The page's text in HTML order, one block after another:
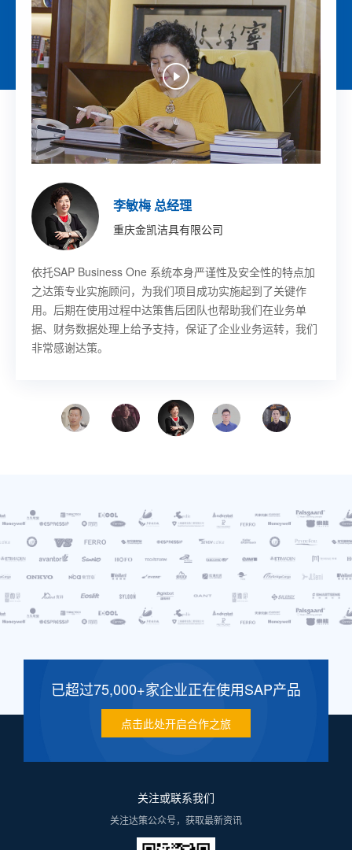
印琼玲 董事长
新阳硅密(上海)半导体技术有限公司
SAP Business One作为成熟的ERP平台，其先进的功能开
发做到了同产业成长‘与时俱进’。达策团队专业、敬业，和
公司的配合非常顺畅；他们帮忙定制、实施的系统上线时间
很短，且运行非常成功；公司管理层对此给予真心的肯定。
施允盛 副总裁
艾尔发智能科技股份有限公司
基于SAP Business One，从订单、单证、寻单等需求都能
快速传递到各个部门，无论是售前、售中还是售后环节，客
户的需求始终获得第一时间的关注和解决。
王珏 董事长秘书
乐鑫信息科技(上海)股份有限公司
SAP Business One 帮助乐鑫提升工作效率，感谢上海达策
公司为我们成功实施项目，我们也希望同上海达策公司在未
来的信息化建设中有更深一步的合作。
董宇 技术部部长
哈尔滨固泰电子有限责任公司
SAP Business One 项目解决物流库位管理、先进先出等需
求，并且能对物料进行批次管理，做到质量批次追踪。
胡其鸣 CEO
北京卢米埃时代院线有限公司
SAP Business One 帮助卢米埃影业提升了工作效率以及整
体市场竞争力，并最终为影迷带来更好的视听和服务享受
李敏梅 总经理
重庆金凯洁具有限公司
依托SAP Business One 系统本身严谨性及安全性的特点加
之达策专业实施顾问，为我们项目成功实施起到了关键作
用。后期在使用过程中达策售后团队也帮助我们在业务单
据、财务数据处理上给予支持，保证了企业业务运转，我们
非常感谢达策。
章吉龙 总经理
宁波赛龙进出口有限公司
SAP 上线以后对我们采购，发生了翻天覆地的变化，提高了
采购的工作效率，我非常满意。总的来说，过程是痛苦的，
结果是幸福的。
徐佳伟 副总裁
意欧斯智能科技股份有限公司
SAP Business One 解决方案的生产制造管理功能极大地满
足了意欧斯生产制造的管理变革需求，提高了业务流程的执
行效率及管理能力。与上海达策的合作让我们受益匪浅，使
意欧斯走上管理提升的快速发展之路。
已超过75,000+家企业正在使用SAP产品
点击此处开启合作之旅
关注或联系我们
关注达策公众号，获取最新资讯